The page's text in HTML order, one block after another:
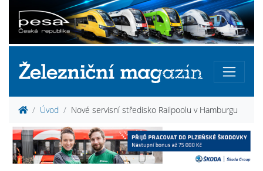
Úvod Nové servisní středisko Railpoolu v Hamburgu